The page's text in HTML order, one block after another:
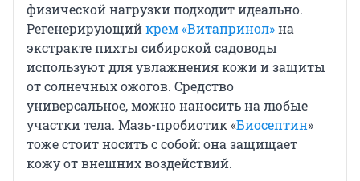
физической нагрузки подходит идеально.
Регенерирующийкрем «Витапринол»на
экстракте пихты сибирской садоводы
используют для увлажнения кожи и защиты
от солнечных ожогов. Средство
универсальное, можно наносить на любые
участки тела. Мазь-пробиотик «Биосептин»
тоже стоит носить с собой: она защищает
кожу от внешних воздействий.